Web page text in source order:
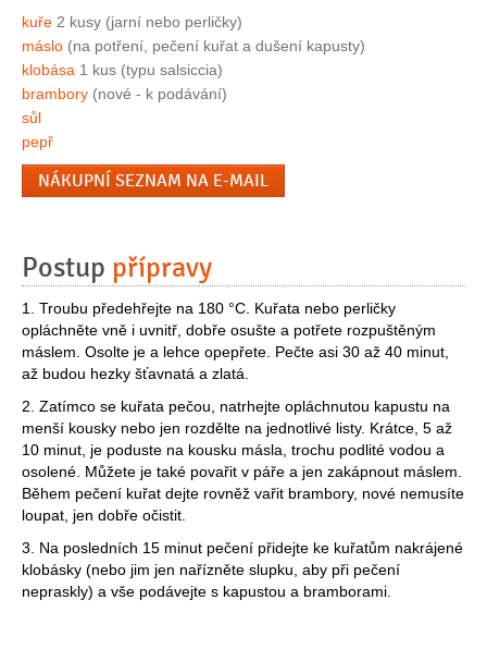
kuře 2 kusy (jarní nebo perličky)
máslo (na potření, pečení kuřat a dušení kapusty)
klobása 1 kus (typu salsiccia)
brambory (nové - k podávání)
sůl
pepř
NÁKUPNÍ SEZNAM NA E-MAIL
Postup přípravy
1. Troubu předehřejte na 180 °C. Kuřata nebo perličky
opláchněte vně i uvnitř, dobře osušte a potřete rozpuštěným
máslem. Osolte je a lehce opepřete. Pečte asi 30 až 40 minut,
až budou hezky šťavnatá a zlatá.
2. Zatímco se kuřata pečou, natrhejte opláchnutou kapustu na
menší kousky nebo jen rozdělte na jednotlivé listy. Krátce, 5 až
10 minut, je poduste na kousku másla, trochu podlité vodou a
osolené. Můžete je také povařit v páře a jen zakápnout máslem.
Během pečení kuřat dejte rovněž vařit brambory, nové nemusíte
loupat, jen dobře očistit.
3. Na posledních 15 minut pečení přidejte ke kuřatům nakrájené
klobásky (nebo jim jen nařízněte slupku, aby při pečení
nepraskly) a vše podávejte s kapustou a bramborami.